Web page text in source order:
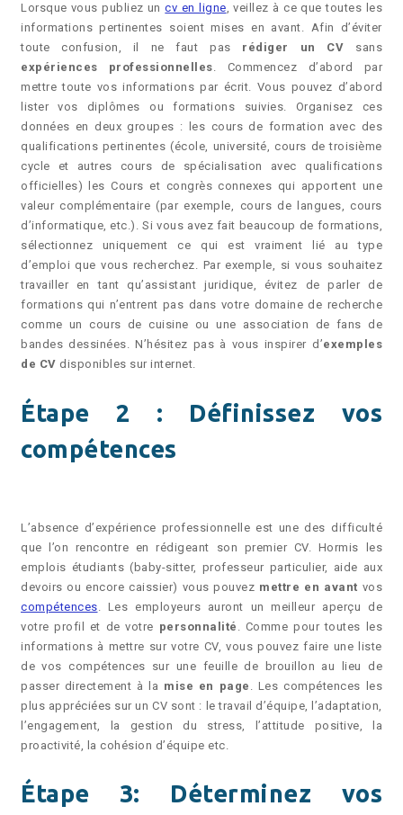
Lorsque vous publiez uncv en ligne, veillez à ce que toutes les
informations pertinentes soient mises en avant. Afin d’éviter
toute confusion, il ne faut pas rédiger un CV sans
expériences professionnelles. Commencez d’abord par
mettre toute vos informations par écrit. Vous pouvez d’abord
lister vos diplômes ou formations suivies. Organisez ces
données en deux groupes : les cours de formation avec des
qualifications pertinentes (école, université, cours de troisième
cycle et autres cours de spécialisation avec qualifications
officielles) les Cours et congrès connexes qui apportent une
valeur complémentaire (par exemple, cours de langues, cours
d’informatique, etc.). Si vous avez fait beaucoup de formations,
sélectionnez uniquement ce qui est vraiment lié au type
d’emploi que vous recherchez. Par exemple, si vous souhaitez
travailler en tant qu’assistant juridique, évitez de parler de
formations qui n’entrent pas dans votre domaine de recherche
comme un cours de cuisine ou une association de fans de
bandes dessinées. N’hésitez pas à vous inspirer d’exemples
de CV disponibles sur internet.
Étape 2 : Définissez vos
compétences
L’absence d’expérience professionnelle est une des difficulté
que l’on rencontre en rédigeant son premier CV. Hormis les
emplois étudiants (baby-sitter, professeur particulier, aide aux
devoirs ou encore caissier) vous pouvez mettre en avant vos
compétences . Les employeurs auront un meilleur aperçu de
votre profil et de votre personnalité
. Comme pour toutes les
informations à mettre sur votre CV, vous pouvez faire une liste
de vos compétences sur une feuille de brouillon au lieu de
passer directement à la mise en page
. Les compétences les
plus appréciées sur un CV sont : le travail d’équipe, l’adaptation,
l’engagement, la gestion du stress, l’attitude positive, la
proactivité, la cohésion d’équipe etc.
Étape 3: Déterminez vos